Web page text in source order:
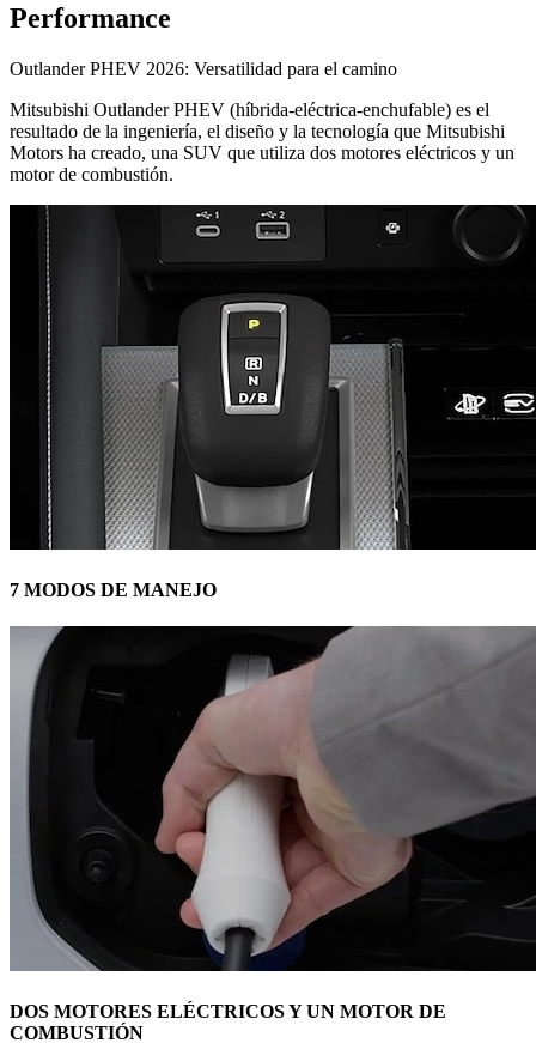
Performance
Outlander PHEV 2026: Versatilidad para el camino
Mitsubishi Outlander PHEV (híbrida-eléctrica-enchufable) es el
resultado de la ingeniería, el diseño y la tecnología que Mitsubishi
Motors ha creado, una SUV que utiliza dos motores eléctricos y un
motor de combustión.
7 MODOS DE MANEJO
DOS MOTORES ELÉCTRICOS Y UN MOTOR DE
COMBUSTIÓN